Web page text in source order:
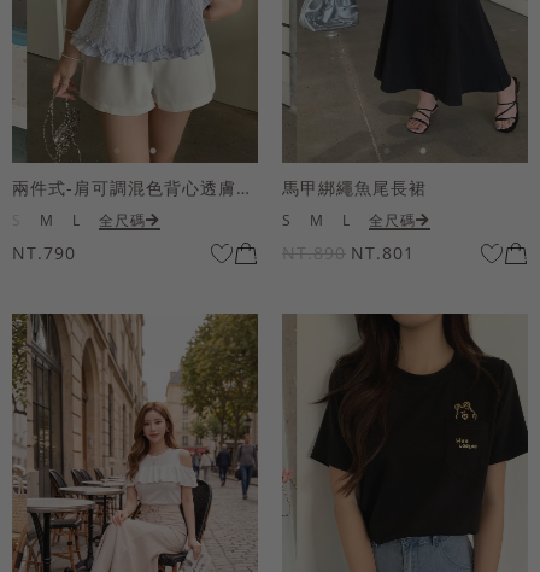
兩件式-肩可調混色背心透膚上衣套組
M L 全尺碼
NT.790
馬甲綁繩魚尾長裙
S M L 全尺碼
NT.890 NT.801